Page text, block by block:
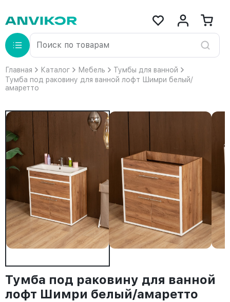
Главная Каталог Мебель
Тумбы для ванной
Тумба под раковину для ванной лофт Шимри белый/
амаретто
Тумба под раковину для ванной
лофт Шимри белый/амаретто